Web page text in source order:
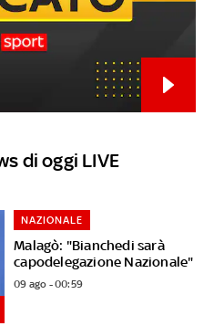
di oggi LIVE
Malagò: "Bianchedi sarà
capodelegazione Nazionale"
NAZIONALE
09 ago - 00:59